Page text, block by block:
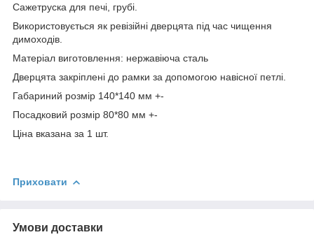
Сажетруска для печі, грубі.
Використовується як ревізійні дверцята під час чищення
димоходів.
Матеріал виготовлення: нержавіюча сталь
Дверцята закріплені до рамки за допомогою навісної петлі.
Габариний розмір 140*140 мм +-
Посадковий розмір 80*80 мм +-
Ціна вказана за 1 шт.
Приховати
Умови доставки